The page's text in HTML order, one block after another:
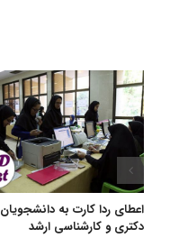
اعطای ردا کارت به دانشجویان
دکتری و کارشناسی ارشد